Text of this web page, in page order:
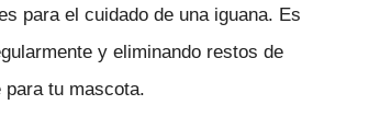
para el cuidado de una iguana. Es
y eliminando restos de
tu mascota.